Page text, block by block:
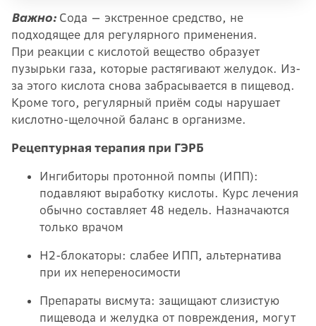
Важно: Сода — экстренное средство, не
подходящее для регулярного применения.
При реакции с кислотой вещество образует
пузырьки газа, которые растягивают желудок. Из-
за этого кислота снова забрасывается в пищевод.
Кроме того, регулярный приём соды нарушает
кислотно-щелочной баланс в организме.
Рецептурная терапия при ГЭРБ
Ингибиторы протонной помпы (ИПП):
подавляют выработку кислоты. Курс лечения
обычно составляет 48 недель. Назначаются
только врачом
Н2-блокаторы: слабее ИПП, альтернатива
при их непереносимости
Препараты висмута: защищают слизистую
пищевода и желудка от повреждения, могут